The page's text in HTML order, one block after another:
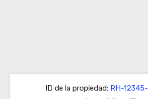
ID de la propiedad:RH-